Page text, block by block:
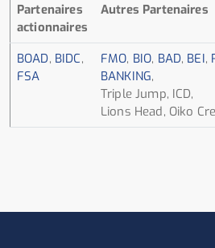
Partenaires
actionnaires
Autres Partenaires
BOAD, BIDC,
FSA
FMO, BIO, BAD, BEI,
BANKING,
Triple Jump, ICD,
Lions Head, Oiko